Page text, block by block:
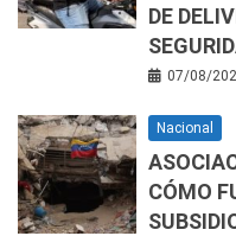
DE
07/08/
Nacional
CÓMO